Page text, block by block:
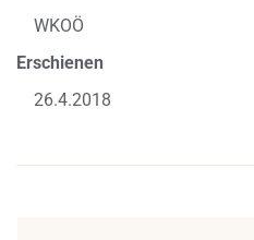
WKOÖ
Erschienen
26.4.2018